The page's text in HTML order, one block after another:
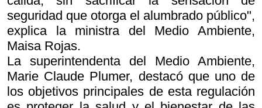
seguridad que otorga el alumbrado público",
explica la ministra del Medio Ambiente,
Maisa Rojas.
La superintendenta del Medio Ambiente,
Marie Claude Plumer, destacó que uno de
los objetivos principales de esta regulación